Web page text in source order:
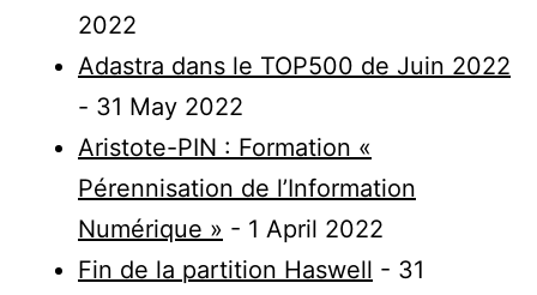
2022
Adastra dans le TOP500 de Juin 2022
- 31 May 2022
Aristote-PIN : Formation «
Pérennisation de l’Information
Numérique » - 1 April 2022
Fin de la partition Haswell - 31